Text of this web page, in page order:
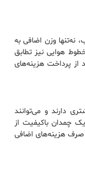
نه‌تنها وزن اضافی به
هوایی نیز تطابق
از پرداخت هزینه‌های
دارند و می‌توانند
چمدان باکیفیت از
صرف هزینه‌های اضافی